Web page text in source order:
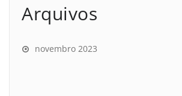
Arquivos
novembro 2023